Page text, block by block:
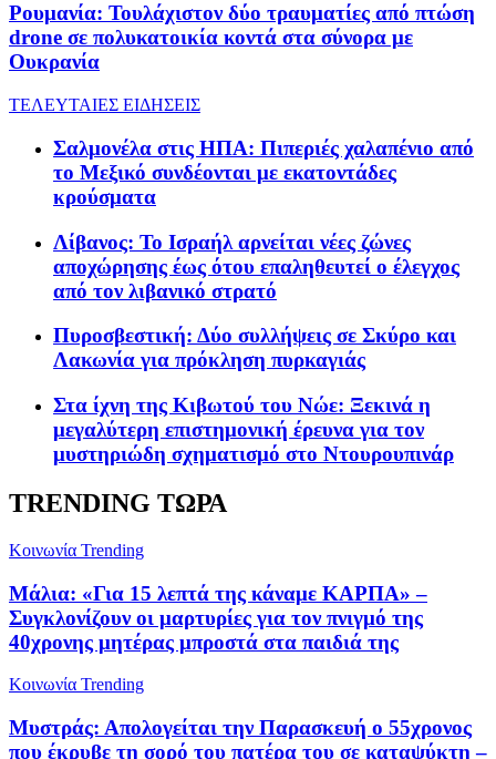
Ρουμανία: Τουλάχιστον δύο τραυματίες από πτώση
drone σε πολυκατοικία κοντά στα σύνορα με
Ουκρανία
ΤΕΛΕΥΤΑΙΕΣ ΕΙΔΗΣΕΙΣ
Σαλμονέλα στις ΗΠΑ: Πιπεριές χαλαπένιο από
το Μεξικό συνδέονται με εκατοντάδες
κρούσματα
Λίβανος: Το Ισραήλ αρνείται νέες ζώνες
αποχώρησης έως ότου επαληθευτεί ο έλεγχος
από τον λιβανικό στρατό
Πυροσβεστική: Δύο συλλήψεις σε Σκύρο και
Λακωνία για πρόκληση πυρκαγιάς
Στα ίχνη της Κιβωτού του Νώε: Ξεκινά η
μεγαλύτερη επιστημονική έρευνα για τον
μυστηριώδη σχηματισμό στο Ντουρουπινάρ
TRENDING ΤΩΡΑ
Κοινωνία Trending
Μάλια: «Για 15 λεπτά της κάναμε ΚΑΡΠΑ» –
Συγκλονίζουν οι μαρτυρίες για τον πνιγμό της
40χρονης μητέρας μπροστά στα παιδιά της
Κοινωνία Trending
Μυστράς: Απολογείται την Παρασκευή ο 55χρονος
που έκρυβε τη σορό του πατέρα του σε καταψύκτη –